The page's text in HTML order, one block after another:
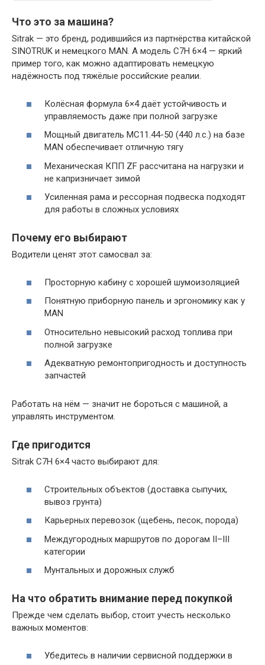
Что это за машина?
Sitrak — это бренд, родившийся из партнёрства китайской
SINOTRUK и немецкого MAN. А модель C7H 6×4 — яркий
пример того, как можно адаптировать немецкую
надёжность под тяжёлые российские реалии.
Колёсная формула 6×4 даёт устойчивость и
управляемость даже при полной загрузке
Мощный двигатель MC11.44-50 (440 л.с.) на базе
MAN обеспечивает отличную тягу
Механическая КПП ZF рассчитана на нагрузки и
не капризничает зимой
Усиленная рама и рессорная подвеска подходят
для работы в сложных условиях
Почему его выбирают
Водители ценят этот самосвал за:
Просторную кабину с хорошей шумоизоляцией
Понятную приборную панель и эргономику как у
MAN
Относительно невысокий расход топлива при
полной загрузке
Адекватную ремонтопригодность и доступность
запчастей
Работать на нём — значит не бороться с машиной, а
управлять инструментом.
Где пригодится
Sitrak C7H 6×4 часто выбирают для:
Строительных объектов (доставка сыпучих,
вывоз грунта)
Карьерных перевозок (щебень, песок, порода)
Междугородных маршрутов по дорогам II–III
категории
Мунтальных и дорожных служб
На что обратить внимание перед покупкой
Прежде чем сделать выбор, стоит учесть несколько
важных моментов:
Убедитесь в наличии сервисной поддержки в